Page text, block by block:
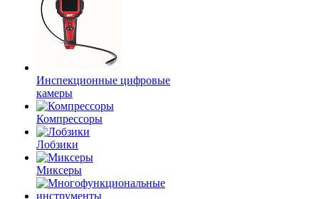
Инспекционные цифровые
камеры
Компрессоры
Лобзики
Миксеры